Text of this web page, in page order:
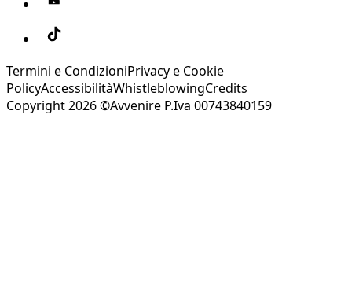
Termini e CondizioniPrivacy e Cookie
PolicyAccessibilitàWhistleblowingCredits
Copyright 2026 ©Avvenire P.Iva 00743840159